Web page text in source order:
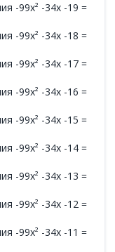
-99x² -34x -19 =
-99x² -34x -18 =
-99x² -34x -17 =
-99x² -34x -16 =
-99x² -34x -15 =
-99x² -34x -14 =
-99x² -34x -13 =
-99x² -34x -12 =
-99x² -34x -11 =